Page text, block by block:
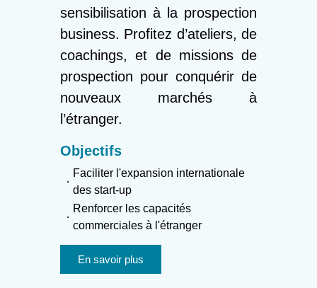
sensibilisation à la prospection
business. Profitez d’ateliers, de
coachings, et de missions de
prospection pour conquérir de
nouveaux marchés à
l’étranger.
Objectifs
Faciliter l'expansion internationale
des start-up
Renforcer les capacités
commerciales à l'étranger
En savoir plus